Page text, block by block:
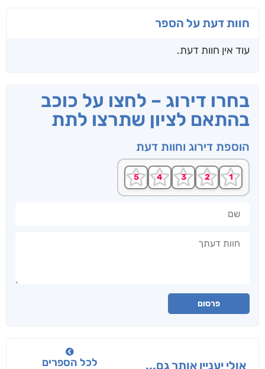
חוות דעת על הספר
עוד אין חוות דעת.
בחרו דירוג – לחצו על כוכב
בהתאם לציון שתרצו לתת
הוספת דירוג וחוות דעת
פרסום
אולי יעניין אותך גם...
לכל הספרים